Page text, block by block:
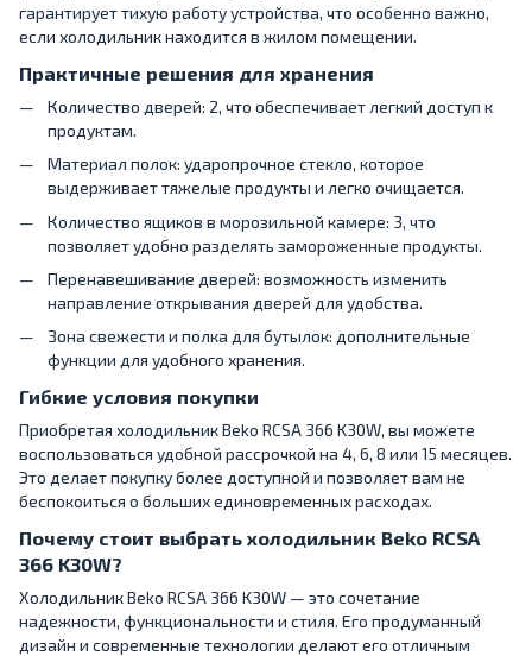
гарантирует тихую работу устройства, что особенно важно,
если холодильник находится в жилом помещении.
Практичные решения для хранения
Количество дверей: 2, что обеспечивает легкий доступ к
продуктам.
Материал полок: ударопрочное стекло, которое
выдерживает тяжелые продукты и легко очищается.
Количество ящиков в морозильной камере: 3, что
позволяет удобно разделять замороженные продукты.
Перенавешивание дверей: возможность изменить
направление открывания дверей для удобства.
Зона свежести и полка для бутылок: дополнительные
функции для удобного хранения.
Гибкие условия покупки
Приобретая холодильник Beko RCSA 366 K30W, вы можете
воспользоваться удобной рассрочкой на 4, 6, 8 или 15 месяцев.
Это делает покупку более доступной и позволяет вам не
беспокоиться о больших единовременных расходах.
Почему стоит выбрать холодильник Beko RCSA
366 K30W?
Холодильник Beko RCSA 366 K30W — это сочетание
надежности, функциональности и стиля. Его продуманный
дизайн и современные технологии делают его отличным